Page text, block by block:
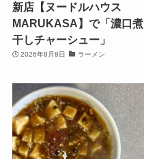
新店【ヌードルハウス
MARUKASA】で「濃口煮
干しチャーシュー」
2026年8月8日 ラーメン